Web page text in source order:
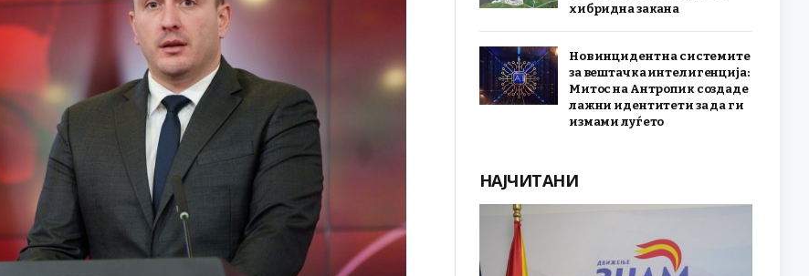
хибридна закана
Нов инцидент на системите
за вештачка интелигенција:
Митос на Антропик создаде
лажни идентитети за да ги
измами луѓето
НАЈЧИТАНИ